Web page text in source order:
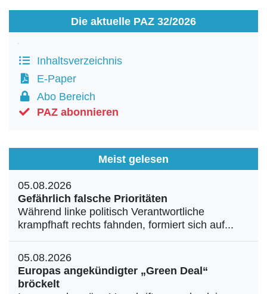
Die aktuelle PAZ 32/2026
Inhaltsverzeichnis
E-Paper
Abo Bereich
PAZ abonnieren
Meist gelesen
05.08.2026
Gefährlich falsche Prioritäten
Während linke politisch Verantwortliche
krampfhaft rechts fahnden, formiert sich auf...
05.08.2026
Europas angekündigter „Green Deal“
bröckelt